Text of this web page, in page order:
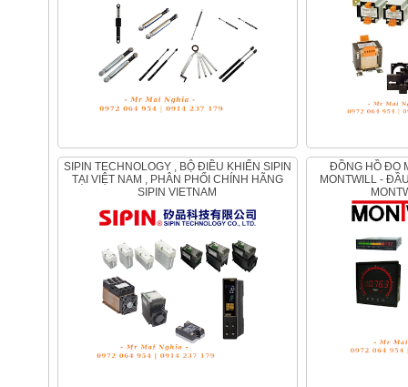
SIPIN TECHNOLOGY , BỘ ĐIỀU KHIỂN SIPIN
TẠI VIỆT NAM , PHÂN PHỐI CHÍNH HÃNG
SIPIN VIETNAM
ĐỒNG HỒ ĐO MONTWILL - CẢM BIẾN
MONTWILL -